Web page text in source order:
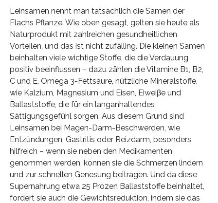
Leinsamen nennt man tatsächlich die Samen der
Flachs Pflanze. Wie oben gesagt, gelten sie heute als
Naturprodukt mit zahlreichen gesundheitlichen
Vorteilen, und das ist nicht zufälling. Die kleinen Samen
beinhalten viele wichtige Stoffe, die die Verdauung
positiv beeinflussen – dazu zählen die Vitamine B1, B2,
C und E, Omega 3-Fettsäure, nützliche Mineralstoffe,
wie Kalzium, Magnesium und Eisen, Eiweiβe und
Ballaststoffe, die für ein langanhaltendes
Sättigungsgefühl sorgen. Aus diesem Grund sind
Leinsamen bei Magen-Darm-Beschwerden, wie
Entzündungen, Gastritis oder Reizdarm, besonders
hilfreich – wenn sie neben den Medikamenten
genommen werden, können sie die Schmerzen lindern
und zur schnellen Genesung beitragen. Und da diese
Supernahrung etwa 25 Prozen Ballaststoffe beinhaltet,
fördert sie auch die Gewichtsreduktion, indem sie das